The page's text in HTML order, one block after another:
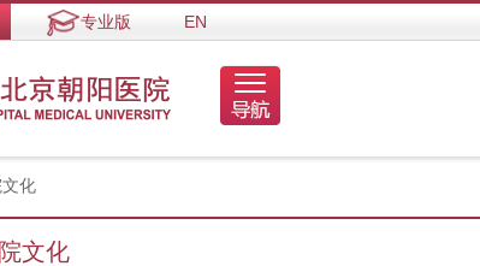
专业版 EN
文化
文化